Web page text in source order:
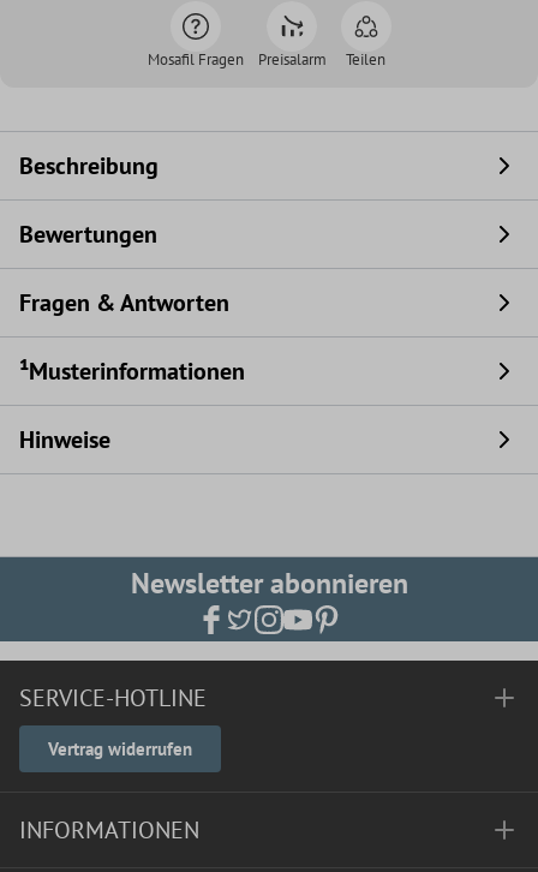
Mosafil Fragen Preisalarm Teilen
Beschreibung
Bewertungen
Fragen & Antworten
¹Musterinformationen
Hinweise
Newsletter abonnieren
SERVICE-HOTLINE
Vertrag widerrufen
INFORMATIONEN